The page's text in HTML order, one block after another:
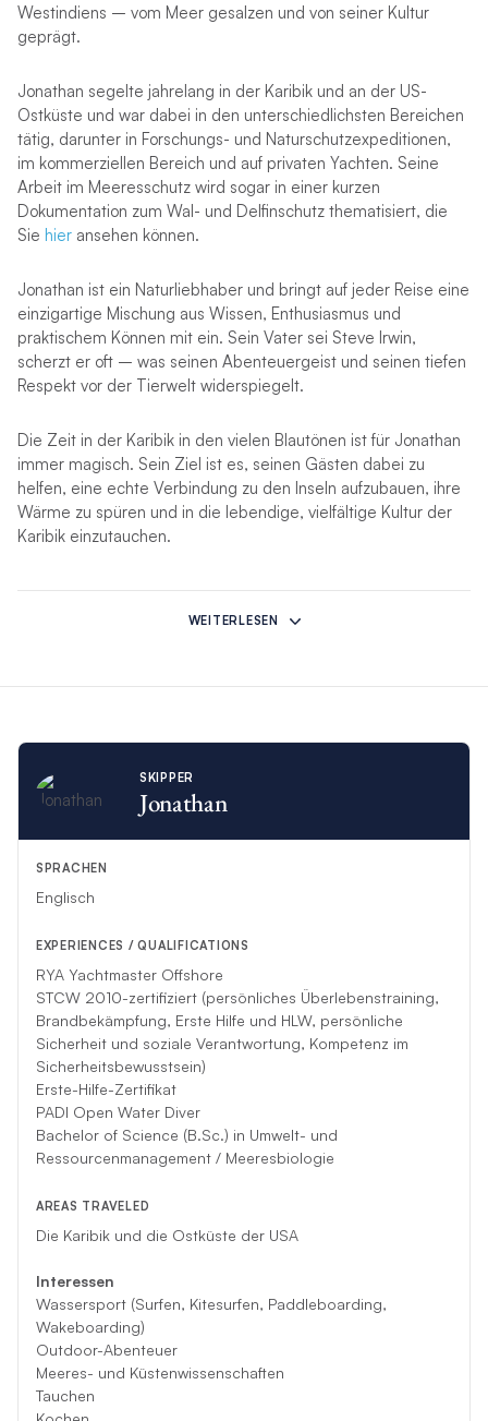
Westindiens – vom Meer gesalzen und von seiner Kultur
geprägt.
Jonathan segelte jahrelang in der Karibik und an der US-
Ostküste und war dabei in den unterschiedlichsten Bereichen
tätig, darunter in Forschungs- und Naturschutzexpeditionen,
im kommerziellen Bereich und auf privaten Yachten. Seine
Arbeit im Meeresschutz wird sogar in einer kurzen
Dokumentation zum Wal- und Delfinschutz thematisiert, die
Sie hieransehen können.
Jonathan ist ein Naturliebhaber und bringt auf jeder Reise eine
einzigartige Mischung aus Wissen, Enthusiasmus und
praktischem Können mit ein. Sein Vater sei Steve Irwin,
scherzt er oft – was seinen Abenteuergeist und seinen tiefen
Respekt vor der Tierwelt widerspiegelt.
Die Zeit in der Karibik in den vielen Blautönen ist für Jonathan
immer magisch. Sein Ziel ist es, seinen Gästen dabei zu
helfen, eine echte Verbindung zu den Inseln aufzubauen, ihre
Wärme zu spüren und in die lebendige, vielfältige Kultur der
Karibik einzutauchen.
*Hinweise:
Zusatzbuchen können. Dieses Yachtcharter Erlebnis mit
Weitere Informationen finden Sie hier .
zur Nutzung der Vorpiekkabine für zusätzliche Gäste
aufgefordert werden. Gäste sind selbstverständlich herzlich
willkommen, die Vorpiekkabinen zu nutzen.
Sollte die aufgeführte Yacht nicht verfügbar sein, wird sie
WEITERLESEN
SKIPPER
Jonathan
SPRACHEN
Englisch
EXPERIENCES / QUALIFICATIONS
RYA Yachtmaster Offshore
STCW 2010-zertifiziert (persönliches Überlebenstraining,
Brandbekämpfung, Erste Hilfe und HLW, persönliche
Sicherheit und soziale Verantwortung, Kompetenz im
Sicherheitsbewusstsein)
Erste-Hilfe-Zertifikat
PADI Open Water Diver
Bachelor of Science (B.Sc.) in Umwelt- und
Ressourcenmanagement / Meeresbiologie
AREAS TRAVELED
Die Karibik und die Ostküste der USA
Interessen
Wassersport (Surfen, Kitesurfen, Paddleboarding,
Wakeboarding)
Outdoor-Abenteuer
Meeres- und Küstenwissenschaften
Tauchen